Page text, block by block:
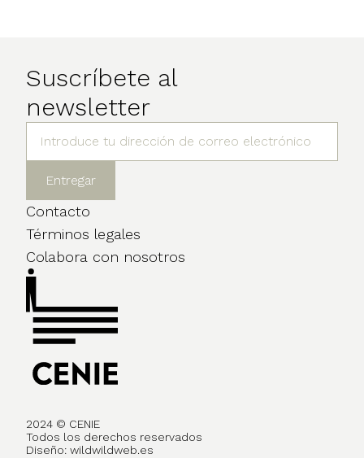
Suscríbete al
newsletter
Contacto
Términos legales
Colabora con nosotros
2024 © CENIE
Todos los derechos reservados
Diseño: wildwildweb.es